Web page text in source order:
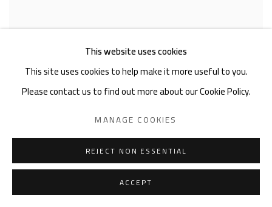
THERESE EISENMANN,PFERD UND MOND - PFERD
VERLÄSST DEN MOND ,BLATT V 2. ZUSTAND, II/3
This website uses cookies
This site uses cookies to help make it more useful to you.
Please contact us to find out more about our Cookie Policy.
MANAGE COOKIES
REJECT NON ESSENTIAL
ACCEPT